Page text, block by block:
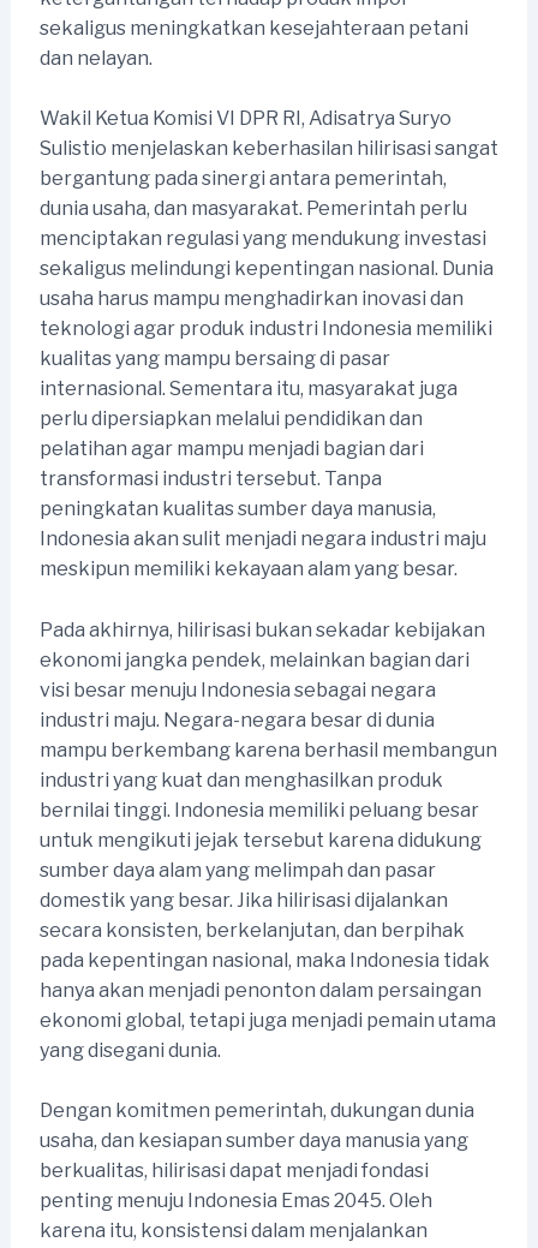
sekaligus meningkatkan kesejahteraan petani
dan nelayan.
Wakil Ketua Komisi VI DPR RI, Adisatrya Suryo
Sulistio menjelaskan keberhasilan hilirisasi sangat
bergantung pada sinergi antara pemerintah,
dunia usaha, dan masyarakat. Pemerintah perlu
menciptakan regulasi yang mendukung investasi
sekaligus melindungi kepentingan nasional. Dunia
usaha harus mampu menghadirkan inovasi dan
teknologi agar produk industri Indonesia memiliki
kualitas yang mampu bersaing di pasar
internasional. Sementara itu, masyarakat juga
perlu dipersiapkan melalui pendidikan dan
pelatihan agar mampu menjadi bagian dari
transformasi industri tersebut. Tanpa
peningkatan kualitas sumber daya manusia,
Indonesia akan sulit menjadi negara industri maju
meskipun memiliki kekayaan alam yang besar.
Pada akhirnya, hilirisasi bukan sekadar kebijakan
ekonomi jangka pendek, melainkan bagian dari
visi besar menuju Indonesia sebagai negara
industri maju. Negara-negara besar di dunia
mampu berkembang karena berhasil membangun
industri yang kuat dan menghasilkan produk
bernilai tinggi. Indonesia memiliki peluang besar
untuk mengikuti jejak tersebut karena didukung
sumber daya alam yang melimpah dan pasar
domestik yang besar. Jika hilirisasi dijalankan
secara konsisten, berkelanjutan, dan berpihak
pada kepentingan nasional, maka Indonesia tidak
hanya akan menjadi penonton dalam persaingan
ekonomi global, tetapi juga menjadi pemain utama
yang disegani dunia.
Dengan komitmen pemerintah, dukungan dunia
usaha, dan kesiapan sumber daya manusia yang
berkualitas, hilirisasi dapat menjadi fondasi
penting menuju Indonesia Emas 2045. Oleh
karena itu, konsistensi dalam menjalankan